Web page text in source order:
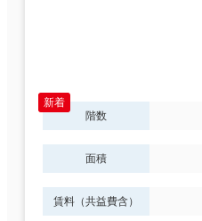
階数
面積
賃料（共益費含）